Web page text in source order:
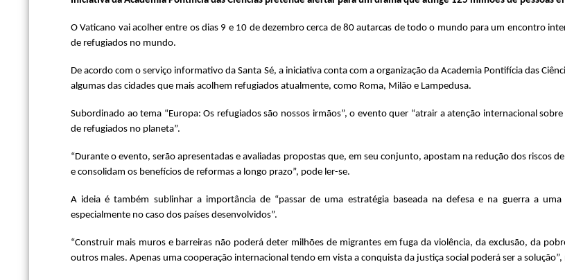
O Vaticano vai acolher entre os dias 9 e 10 de dezembro cerca de 80 autarcas de todo o mundo para um encontro
de refugiados no mundo.
De acordo com o serviço informativo da Santa Sé, a iniciativa conta com a organização da Academia Pontifícia das
algumas das cidades que mais acolhem refugiados atualmente, como Roma, Milão e Lampedusa.
Subordinado ao tema “Europa: Os refugiados são nossos irmãos”, o evento quer “atrair a atenção internacional
de refugiados no planeta”.
“Durante o evento, serão apresentadas e avaliadas propostas que, em seu conjunto, apostam na redução dos riscos
e consolidam os benefícios de reformas a longo prazo”, pode ler-se.
A ideia é também sublinhar a importância de “passar de uma estratégia baseada na defesa e na guerra a
especialmente no caso dos países desenvolvidos”.
“Construir mais muros e barreiras não poderá deter milhões de migrantes em fuga da violência, da exclusão, da
outros males. Apenas uma cooperação internacional tendo em vista a conquista da justiça social poderá ser a